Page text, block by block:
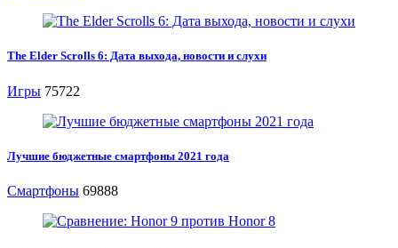
The Elder Scrolls 6: Дата выхода, новости и слухи
Игры 75722
Лучшие бюджетные смартфоны 2021 года
Смартфоны 69888